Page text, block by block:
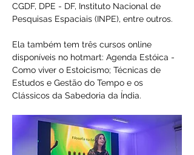
CGDF, DPE - DF, Instituto Nacional de
Pesquisas Espaciais (INPE), entre outros.
Ela também tem três cursos online
disponíveis no hotmart: Agenda Estóica -
Como viver o Estoicismo; Técnicas de
Estudos e Gestão do Tempo e os
Clássicos da Sabedoria da Índia.